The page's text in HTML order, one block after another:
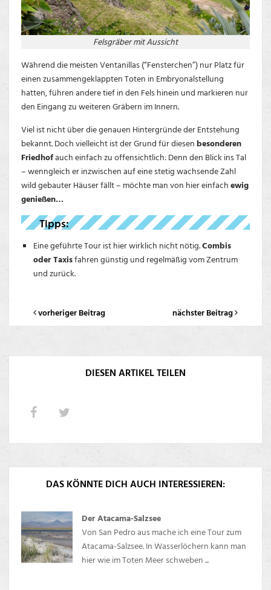
Felsgräber mit Aussicht
Während die meisten Ventanillas (“Fensterchen”) nur Platz für
einen zusammengeklappten Toten in Embryonalstellung
hatten, führen andere tief in den Fels hinein und markieren nur
den Eingang zu weiteren Gräbern im Innern.
Viel ist nicht über die genauen Hintergründe der Entstehung
bekannt. Doch vielleicht ist der Grund für diesenbesonderen
Friedhofauch einfach zu offensichtlich: Denn den Blick ins Tal
– wenngleich er inzwischen auf eine stetig wachsende Zahl
wild gebauter Häuser fällt – möchte man von hier einfachewig
genießen…
Tipps:
Eine geführte Tour ist hier wirklich nicht nötig.Combis
oder Taxisfahren günstig und regelmäßig vom Zentrum
und zurück.
vorheriger Beitrag nächster Beitrag
DIESEN ARTIKEL TEILEN
DAS KÖNNTE DICH AUCH INTERESSIEREN:
Der Atacama-Salzsee
Von San Pedro aus mache ich eine Tour zum
Atacama-Salzsee. In Wasserlöchern kann man
hier wie im Toten Meer schweben ...